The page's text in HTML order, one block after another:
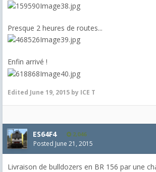
Presque 2 heures de routes...
Enfin arrivé !
Edited June 19, 2015 by ICE T
ES64F4 2,046
Posted June 21, 2015
Livraison de bulldozers en BR 156 par une